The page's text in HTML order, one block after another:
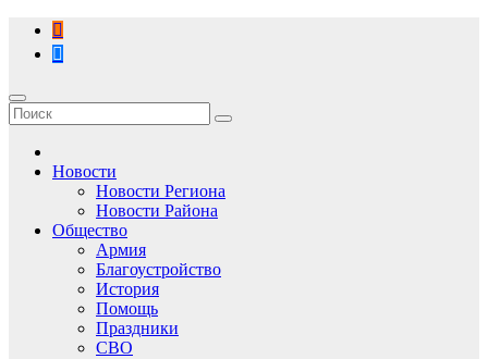
Перейти
содержимому
Новости
Новости Региона
Новости Района
Общество
Армия
Благоустройство
История
Помощь
Праздники
СВО